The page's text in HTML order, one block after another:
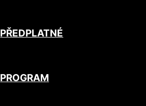
PŘEDPLATNÉ
PROGRAM